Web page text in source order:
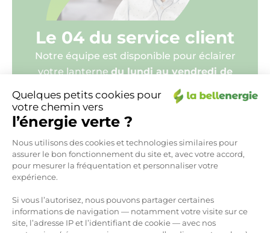
Quelques petits cookies pour
votre chemin vers
l’énergie verte ?
Plateforme de Gestion du
Nous utilisons des cookies et technologies similaires pour
assurer le bon fonctionnement du site et, avec votre accord,
pour mesurer la fréquentation et personnaliser votre
expérience.
Si vous l’autorisez, nous pouvons partager certaines
informations de navigation — notamment votre visite sur ce
site, l’adresse IP et l’identifiant de cookie — avec nos
Le 04 du service client
Notre équipe est disponible pour éclairer
votre lanternedu lundi au vendredi de
8h30 à 18h30 et le samedi de 9h à 13h*
téléphone mais également par e-mail
serviceclient@labellenergie.fr
04 84 80 20 00
* (prix d’un appel local)